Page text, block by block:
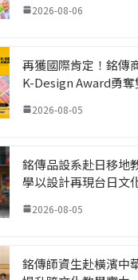
2026-08-06
再獲國際肯定！銘傳
K-Design Award勇
2026-08-05
銘傳品設系赴日移地
學以設計再現台日文
2026-08-05
銘傳師資生赴橫濱中